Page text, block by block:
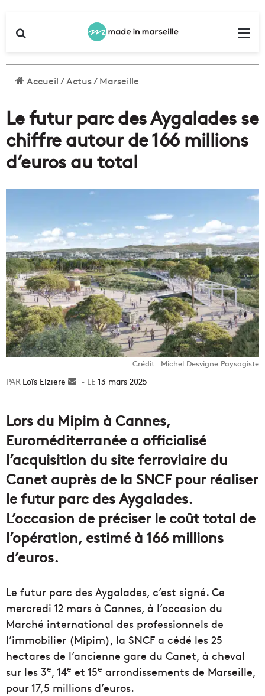
Accueil/Actus/Marseille
Le futur parc des Aygalades se
chiffre autour de 166 millions
d’euros au total
Crédit : Michel Desvigne Paysagiste
Loïs Elziere
Envoyer13 mars 2025
Lors du Mipim à Cannes,
Euroméditerranée a officialisé
l’acquisition du site ferroviaire du
Canet auprès de la SNCF pour réaliser
le futur parc des Aygalades.
L’occasion de préciser le coût total de
l’opération, estimé à 166 millions
d’euros.
Le futur parc des Aygalades, c’est signé. Ce
mercredi 12 mars à Cannes, à l’occasion du
Marché international des professionnels de
l’immobilier (Mipim), la SNCF a cédé les 25
hectares de l’ancienne gare du Canet, à cheval
sur les 3e, 14e et 15e arrondissements de Marseille,
pour 17,5 millions d’euros.